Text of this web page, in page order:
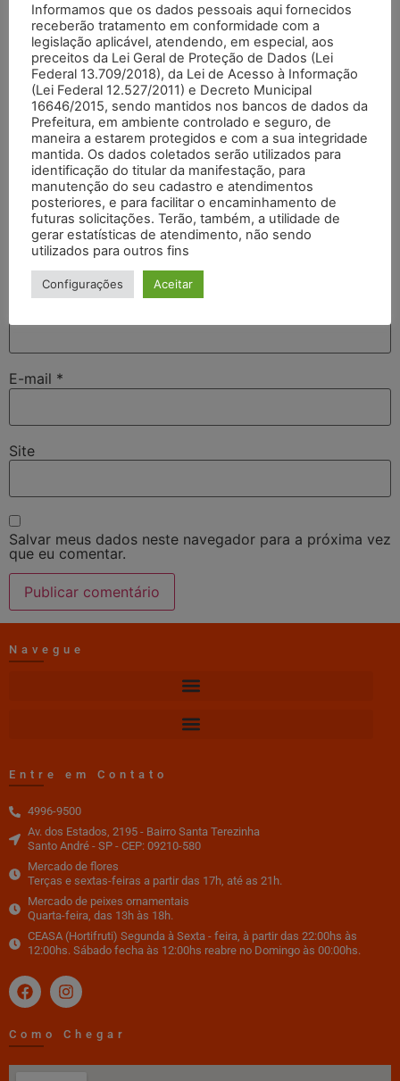
O seu endereço de e-mail não será publicado.
obrigatórios são marcados com *
Comentário*
E-mail *
Site
Salvar meus dados neste navegador para a próxima vez
que eu comentar.
Navegue
Entre em Contato
4996-9500
Av. dos Estados, 2195 - Bairro Santa Terezinha
Santo André - SP - CEP: 09210-580
Mercado de flores
Terças e sextas-feiras a partir das 17h, até as 21h.
Mercado de peixes ornamentais
Quarta-feira, das 13h às 18h.
CEASA (Hortifruti) Segunda à Sexta - feira, à partir das 22:00hs às
12:00hs. Sábado fecha às 12:00hs reabre no Domingo às 00:00hs.
Como Chegar
Informamos que os dados pessoais aqui fornecidos
receberão tratamento em conformidade com a
legislação aplicável, atendendo, em especial, aos
preceitos da Lei Geral de Proteção de Dados (Lei
Federal 13.709/2018), da Lei de Acesso à Informação
(Lei Federal 12.527/2011) e Decreto Municipal
16646/2015, sendo mantidos nos bancos de dados da
Prefeitura, em ambiente controlado e seguro, de
maneira a estarem protegidos e com a sua integridade
mantida. Os dados coletados serão utilizados para
identificação do titular da manifestação, para
manutenção do seu cadastro e atendimentos
posteriores, e para facilitar o encaminhamento de
futuras solicitações. Terão, também, a utilidade de
gerar estatísticas de atendimento, não sendo
utilizados para outros fins
Configurações Aceitar